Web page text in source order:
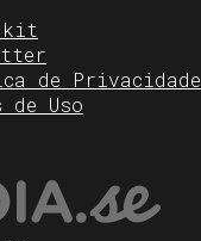
kit
de Privacidade
de Uso